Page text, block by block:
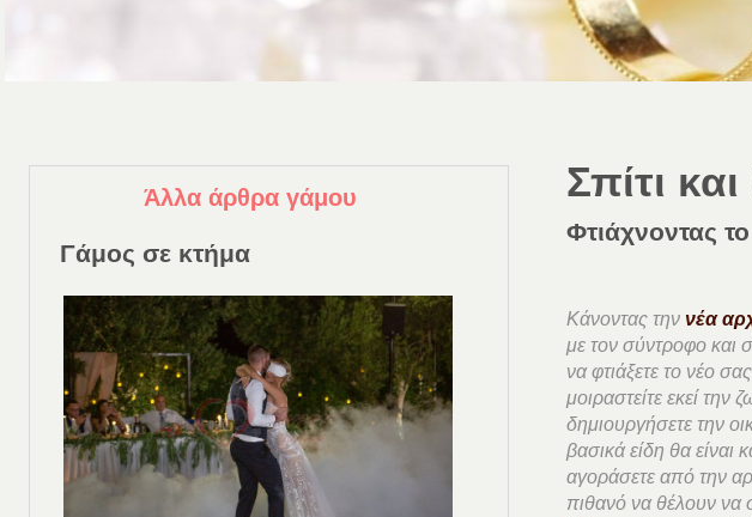
Σπίτι
Φτιάχνοντας
Κάνοντας τηννέα
με τον σύντροφο και
να φτιάξετε το νέο
μοιραστείτε εκεί την
δημιουργήσετε την
βασικά είδη θα είναι
αγοράσετε από την
πιθανό να θέλουν να
Άλλα άρθρα γάμου
Γάμος σε κτήμα